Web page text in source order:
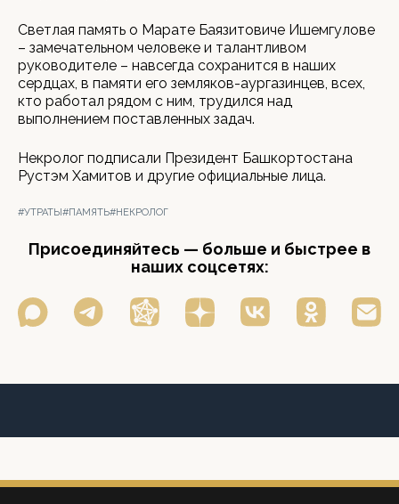
Светлая память о Марате Баязитовиче Ишемгулове
– замечательном человеке и талантливом
руководителе – навсегда сохранится в наших
сердцах, в памяти его земляков-аургазинцев, всех,
кто работал рядом с ним, трудился над
выполнением поставленных задач.
Некролог подписали Президент Башкортостана
Рустэм Хамитов и другие официальные лица.
#УТРАТЫ#ПАМЯТЬ#НЕКРОЛОГ
Присоединяйтесь — больше и быстрее в
наших соцсетях: